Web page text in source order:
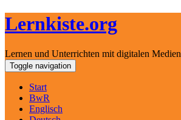
Lernkiste.org
Lernen und Unterrichten mit digitalen Medien
Skip
to
content
Toggle navigation
Start
BwR
Englisch